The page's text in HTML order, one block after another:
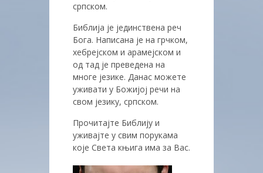
српском.
Библија је јединствена реч
Бога. Написана је на грчком,
хебрејском и арамејском и
од тад је преведена на
многе језике. Данас можете
уживати у Божијој речи на
свом језику, српском.
Прочитајте Библију и
уживајте у свим порукама
које Света књига има за Вас.